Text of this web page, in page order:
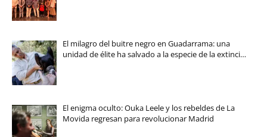
El milagro del buitre negro en Guadarrama: una
unidad de élite ha salvado a la especie de la extinci…
El enigma oculto: Ouka Leele y los rebeldes de La
Movida regresan para revolucionar Madrid